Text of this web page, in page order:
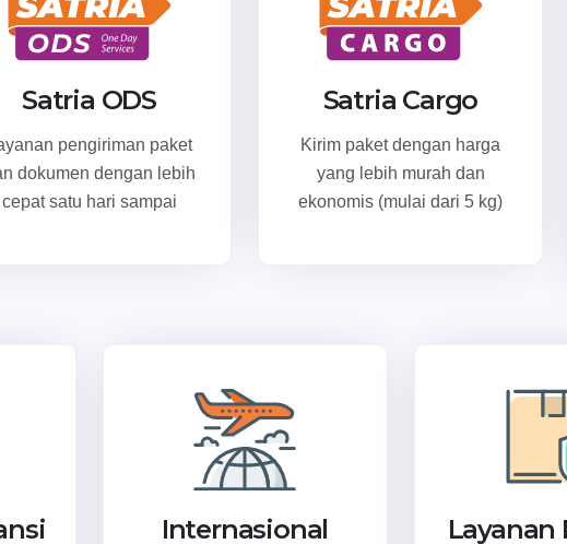
Satria ODS
pengiriman paket
dokumen dengan lebih
cepat satu hari sampai
Satria Cargo
Kirim paket dengan harga
yang lebih murah dan
ekonomis (mulai dari 5 kg)
Internasional Layanan